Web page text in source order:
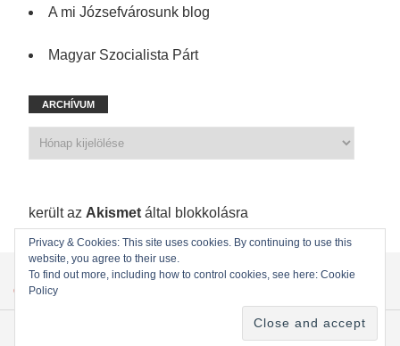
A mi Józsefvárosunk blog
Magyar Szocialista Párt
ARCHÍVUM
került az Akismet által blokkolásra
KEZDŐLAP
ÖNKORMÁNYZATI KÉPVISELŐINK
ÖNKORMÁNYZAT
. Powered by WordPress
Privacy & Cookies: This site uses cookies. By continuing to use this
website, you agree to their use.
To find out more, including how to control cookies, see here: Cookie
Policy